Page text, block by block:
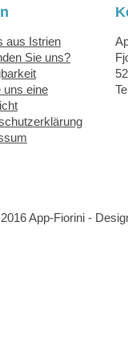
aus Istrien
Sie uns?
uns eine
App-Fiorini -